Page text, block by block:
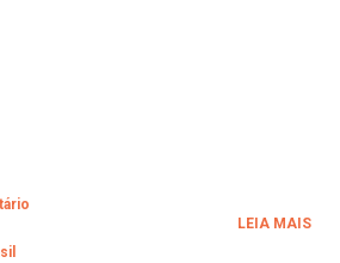
LEIA MAIS